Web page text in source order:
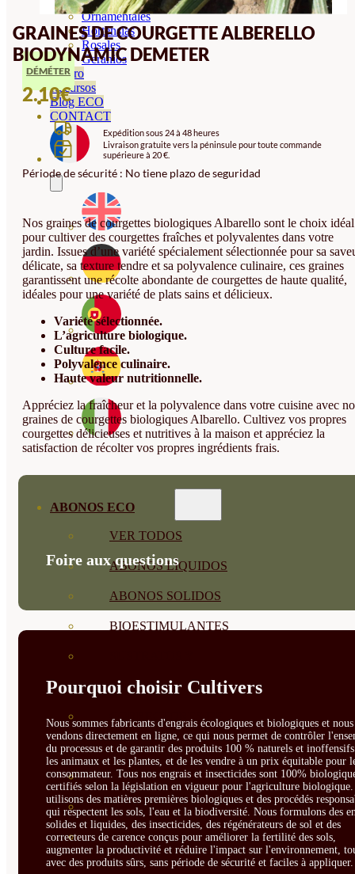
Ornamentales
Hortensias
Rosales
Geranios
Vivero
Recursos
Blog ECO
CONTACT
ABONOS ECO
VER TODOS
ABONOS LÍQUIDOS
ABONOS SOLIDOS
BIOESTIMULANTES
DECORATIVAS
CORRECTORES DE
CARENCIAS
ENRAIZANTES
MADURACIÓN Y ENGORDE
REGENERADORES DEL
SUELO
GRAINES DE COURGETTE ALBERELLO
BIODYNAMIC DEMETER
DÉMÉTER
2.10€
Expédition sous 24 à 48 heures
Livraison gratuite vers la péninsule pour toute commande
supérieure à 20 €.
Période de sécurité : No tiene plazo de seguridad
Nos graines de courgettes biologiques Albarello sont le choix idéal
pour cultiver des courgettes fraîches et polyvalentes dans votre
jardin. Issues d’une variété spécialement sélectionnée pour sa
délicate, sa texture tendre et sa polyvalence culinaire, ces graines
garantissent une récolte abondante de courgettes de haute qualité,
idéales pour une variété de plats sains et délicieux.
Variété sélectionnée.
L’agriculture biologique.
Culture facile.
Polyvalence culinaire.
Haute valeur nutritionnelle.
Appréciez la fraîcheur et la polyvalence dans votre cuisine avec
graines de courgettes biologiques Albarello. Cultivez vos propres
courgettes délicieuses et nutritives à la maison et appréciez la
satisfaction de récolter vos propres ingrédients frais.
Foire aux questions
Pourquoi choisir Cultivers
Nous sommes fabricants d'engrais écologiques et biologiques et nous
vendons directement en ligne, ce qui nous permet de contrôler
du processus et de garantir des produits 100 % naturels et
les animaux et les plantes, et de les vendre à un prix équitable pour
consommateur. Tous nos engrais et insecticides sont 100%
certifiés selon la législation en vigueur pour l'agriculture biologique.
utilisons des matières premières biologiques et des procédés
qui respectent les sols, l'eau et la biodiversité. Nous formulons des
solides et liquides, des insecticides, des régénérateurs de sol et des
correcteurs de carence conçus pour améliorer la fertilité des sols,
augmenter la productivité et réduire l'impact sur l'environnement,
avec des produits sûrs, sans période de sécurité et faciles à appliquer.